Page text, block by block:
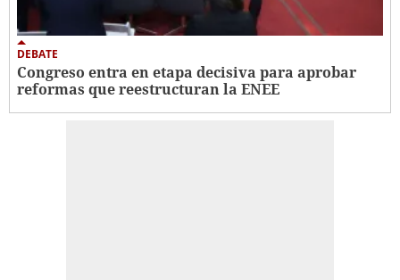
DEBATE
Congreso entra en etapa decisiva para aprobar
reformas que reestructuran la ENEE